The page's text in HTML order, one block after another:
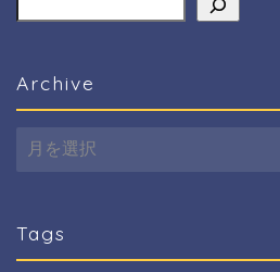
Archive
Tags